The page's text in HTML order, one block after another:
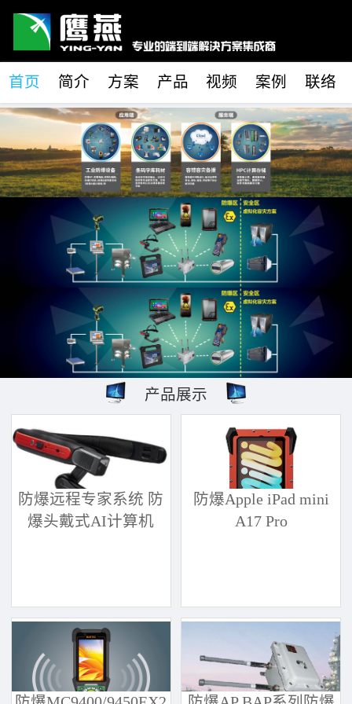
首页 简介 方案 产品 视频 案例 联络
产品展示
防爆远程专家系统 防
爆头戴式AI计算机
防爆Apple iPad mini
A17 Pro